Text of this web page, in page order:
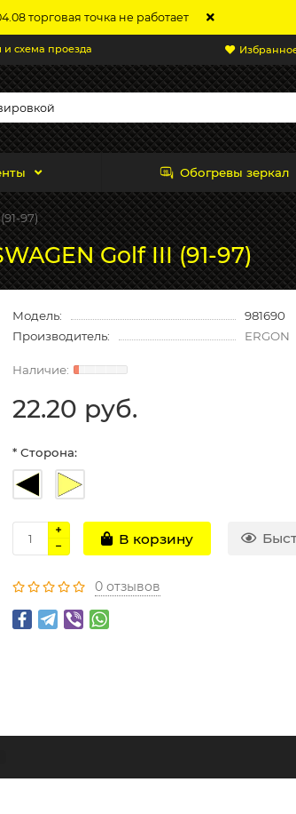
торговая точка не работает
и схема проезда
Обогревы зеркал
97)
Golf III (91-97)
Модель:
981690
Производитель:
ERGON
22.20 руб.
* Сторона:
В корзину
0 отзывов